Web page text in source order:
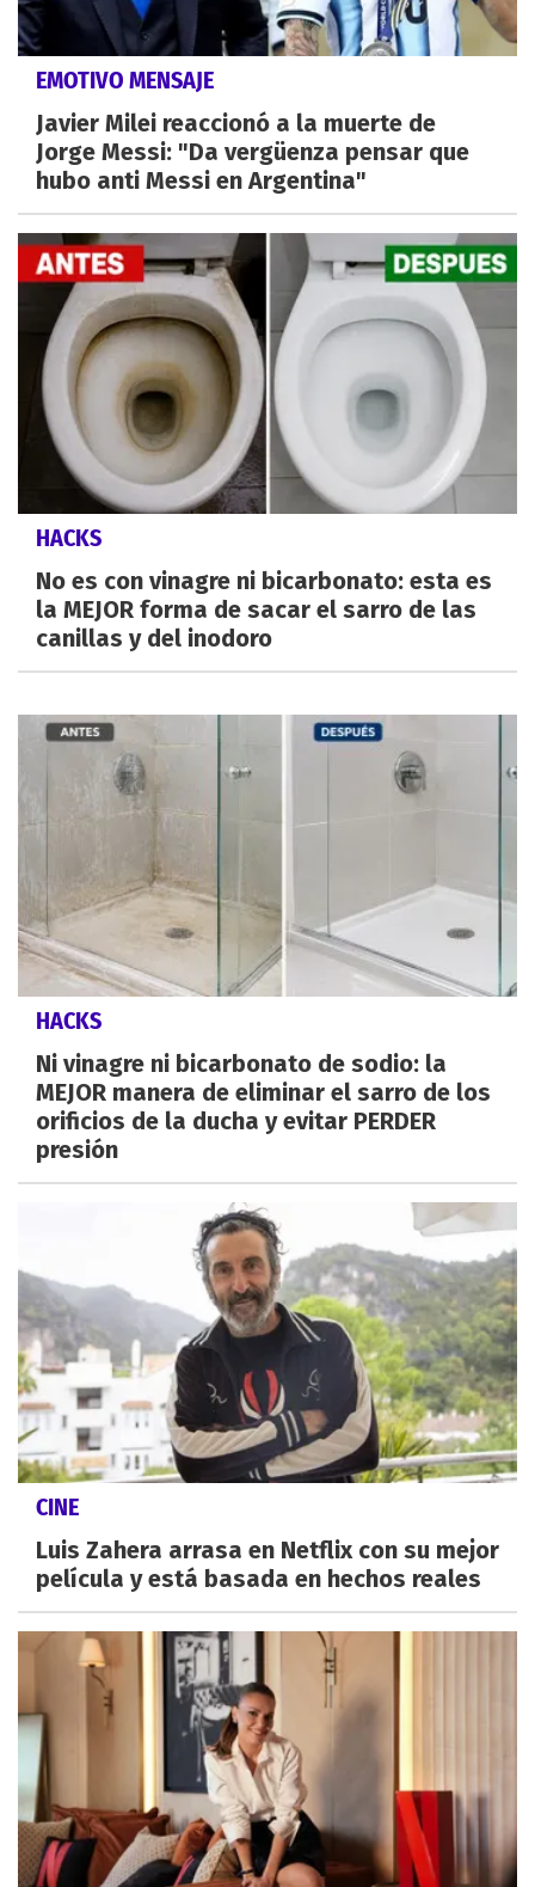
EMOTIVO MENSAJE
Javier Milei reaccionó a la muerte de
Jorge Messi: "Da vergüenza pensar que
hubo anti Messi en Argentina"
HACKS
No es con vinagre ni bicarbonato: esta es
la MEJOR forma de sacar el sarro de las
canillas y del inodoro
HACKS
Ni vinagre ni bicarbonato de sodio: la
MEJOR manera de eliminar el sarro de los
orificios de la ducha y evitar PERDER
presión
CINE
Luis Zahera arrasa en Netflix con su mejor
película y está basada en hechos reales